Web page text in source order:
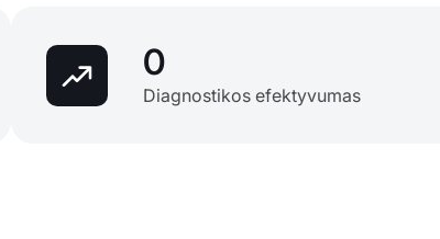
0
Diagnostikos efektyvumas